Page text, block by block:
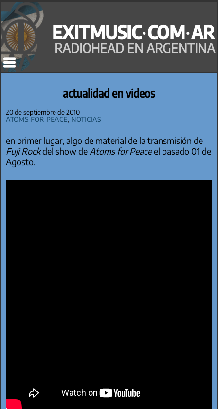
Saltar
al
contenido
EXITMUSIC·COM·AR
RADIOHEAD EN ARGENTINA
actualidad en videos
20 de septiembre de 2010
Atoms for Peace, Noticias
en primer lugar, algo de material de la transmisión de
Fuji Rockdel show de Atoms for Peaceel pasado 01 de
Agosto.